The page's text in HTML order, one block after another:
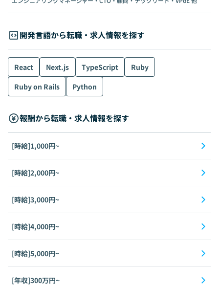
開発言語から転職・求人情報を探す
React Next.js TypeScript
Ruby
Ruby on Rails
Python
報酬から転職・求人情報を探す
[時給]1,000円~
[時給]2,000円~
[時給]3,000円~
[時給]4,000円~
[時給]5,000円~
[年収]300万円~